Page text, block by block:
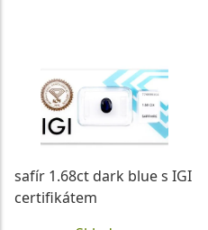
safír 1.68ct dark blue s IGI
certifikátem